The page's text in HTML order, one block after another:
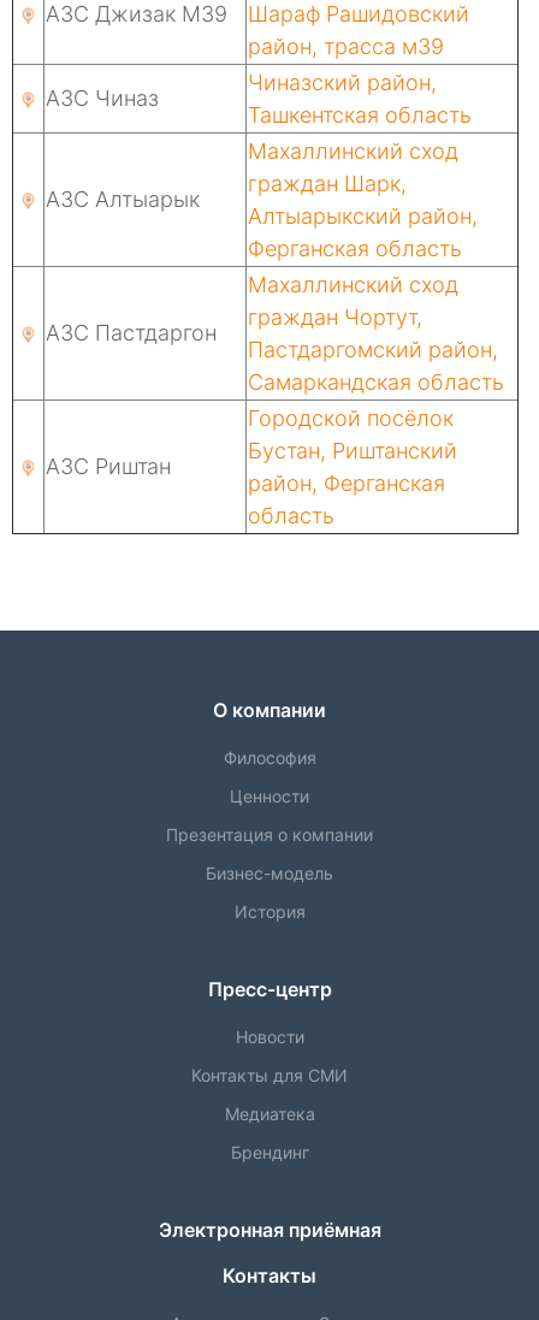
АЗС Джизак М39
Шараф Рашидовский
район, трасса м39
АЗС Чиназ
Чиназский район,
Ташкентская область
АЗС Алтыарык
Махаллинский сход
граждан Шарк,
Алтыарыкский район,
Ферганская область
АЗС Пастдаргон
Махаллинский сход
граждан Чортут,
Пастдаргомский район,
Самаркандская область
АЗС Риштан
Городской посёлок
Бустан, Риштанский
район, Ферганская
область
О компании
Философия
Ценности
Презентация о компании
Бизнес-модель
История
Пресс-центр
Новости
Контакты для СМИ
Медиатека
Брендинг
Электронная приёмная
Контакты